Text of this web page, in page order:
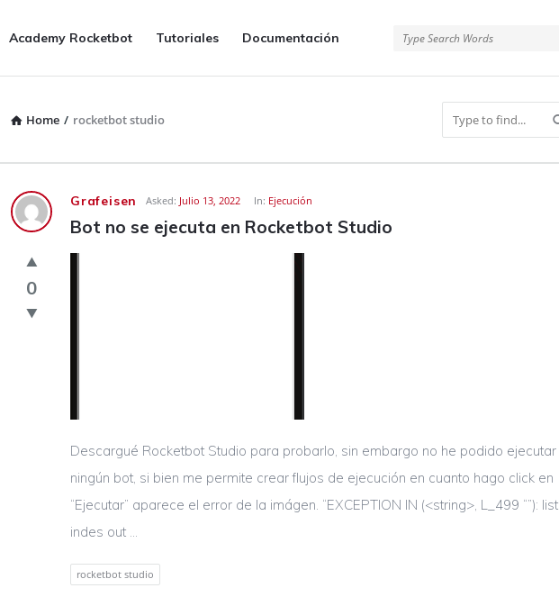
Forum
Navigation
Academy Rocketbot Tutoriales Documentación
Home / rocketbot studio
Rocketbot
Forum
Latest
Questions
Grafeisen Asked: Julio 13, 2022 In: Ejecución
Bot no se ejecuta en Rocketbot Studio
0
Descargué Rocketbot Studio para probarlo, sin embargo no he podido ejecutar
ningún bot, si bien me permite crear flujos de ejecución en cuanto hago click en
“Ejecutar” aparece el error de la imágen. “EXCEPTION IN (<string>, L_499 “”): list
indes out ...
rocketbot studio